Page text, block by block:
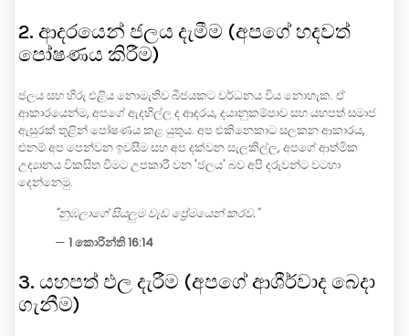
2. ආදරයෙන් ජලය දැමීම (අපගේ හදවත්
පෝෂණය කිරීම)
ජලය සහ හිරු එළිය නොමැතිව බීජයකට වර්ධනය විය නොහැක. ඒ
ආකාරයෙන්ම, අපගේ ඇදහිල්ල ද ආදරය, දයානුකම්පාව සහ යහපත් සමාජ
ඇසුරක් තුළින් පෝෂණය කළ යුතුය. අප එකිනෙකාට සලකන ආකාරය,
එනම් අප පෙන්වන ඉවසීම සහ අප දක්වන සැලකිල්ල, අපගේ ආත්මික
උද්‍යානය විකසිත වීමට උපකාරී වන 'ජලය' බව අපි දරුවන්ට වටහා
දෙන්නෙමු.
"නුඹලාගේ සියලුම වැඩ ප්‍රේමයෙන් කරව."
— 1 කොරින්ති 16:14
3. යහපත් ඵල දැරීම (අපගේ ආශීර්වාද බෙදා
ගැනීම)